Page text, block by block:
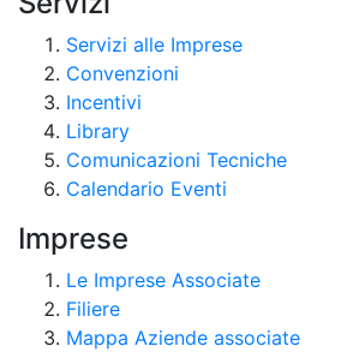
Servizi alle Imprese
Convenzioni
Incentivi
Library
Comunicazioni Tecniche
Calendario Eventi
Imprese
Le Imprese Associate
Filiere
Mappa Aziende associate